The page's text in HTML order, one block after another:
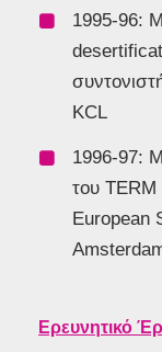
1995-96:
KCL
1996-97:
του
European
Ερευνητικό